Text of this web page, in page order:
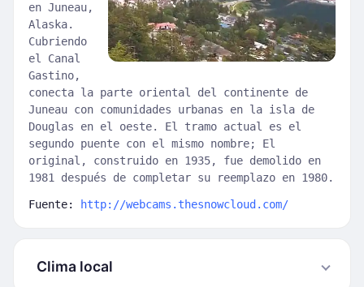
en Juneau,
Alaska.
Cubriendo
el Canal
Gastino,
conecta la parte oriental del continente de
Juneau con comunidades urbanas en la isla de
Douglas en el oeste. El tramo actual es el
segundo puente con el mismo nombre; El
original, construido en 1935, fue demolido en
1981 después de completar su reemplazo en 1980.
Fuente: http://webcams.thesnowcloud.com/
Clima local